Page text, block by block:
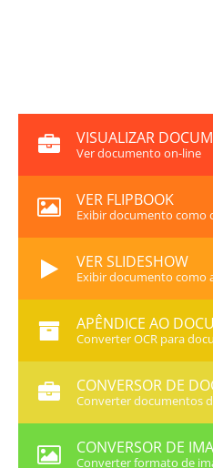
VISUALIZAR
Ver documento on-line
VER FLIPBOOK
Exibir documento como
VER SLIDESHOW
Exibir documento como
APÊNDICE AO
Converter OCR para
CONVERSOR DE
Converter documentos
CONVERSOR DE
Converter formato de